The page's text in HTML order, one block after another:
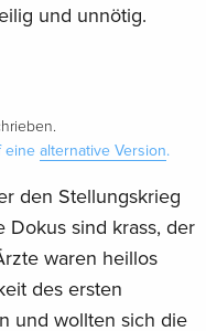
und unnötig.
eine alternative Version.
den Stellungskrieg
Dokus sind krass, der
waren heillos
des ersten
und wollten sich die